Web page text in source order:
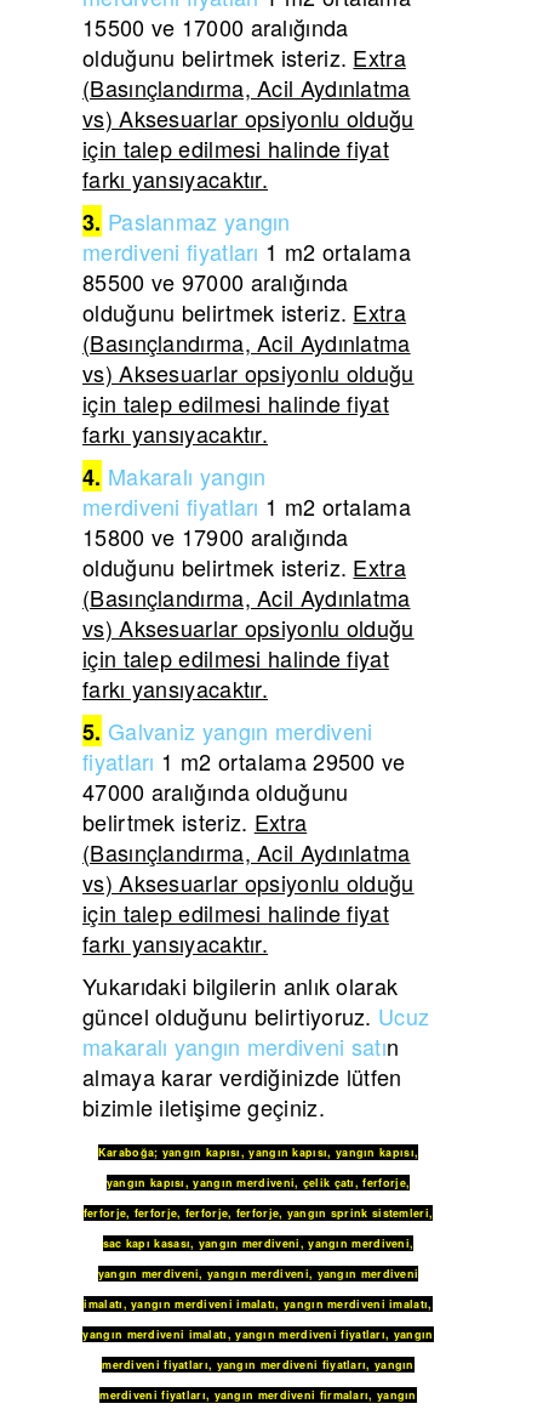
15500 ve 17000 aralığında
olduğunu belirtmek isteriz. Extra
(Basınçlandırma, Acil Aydınlatma
vs) Aksesuarlar opsiyonlu olduğu
için talep edilmesi halinde fiyat
farkı yansıyacaktır.
3. Paslanmaz yangın
merdivenifiyatları 1 m2 ortalama
85500 ve 97000 aralığında
olduğunu belirtmek isteriz. Extra
(Basınçlandırma, Acil Aydınlatma
vs) Aksesuarlar opsiyonlu olduğu
için talep edilmesi halinde fiyat
farkı yansıyacaktır.
4. Makaralı yangın
merdivenifiyatları 1 m2 ortalama
15800 ve 17900 aralığında
olduğunu belirtmek isteriz. Extra
(Basınçlandırma, Acil Aydınlatma
vs) Aksesuarlar opsiyonlu olduğu
için talep edilmesi halinde fiyat
farkı yansıyacaktır.
5. Galvaniz yangın merdiveni
fiyatları 1 m2 ortalama 29500 ve
47000 aralığında olduğunu
belirtmek isteriz. Extra
(Basınçlandırma, Acil Aydınlatma
vs) Aksesuarlar opsiyonlu olduğu
için talep edilmesi halinde fiyat
farkı yansıyacaktır.
Yukarıdaki bilgilerin anlık olarak
güncel olduğunu belirtiyoruz. Ucuz
makaralı yangın merdiveni satın
almaya karar verdiğinizde lütfen
bizimle iletişime geçiniz.
Karaboğa; yangın kapısı,yangın kapısı, yangın kapısı,
yangın kapısı,yangın merdiveni, çelik çatı,ferforje,
ferforje, ferforje, ferforje, ferforje, yangın sprink sistemleri,
sac kapı kasası, yangın merdiveni,yangın merdiveni,
yangın merdiveni,yangın merdiveni, yangın merdiveni
imalatı,yangın merdiveni imalatı, yangın merdiveni imalatı,
yangın merdiveni imalatı,yangın merdiveni fiyatları, yangın
merdiveni fiyatları, yangın merdiveni fiyatları, yangın
merdiveni fiyatları, yangın merdiveni firmaları, yangın